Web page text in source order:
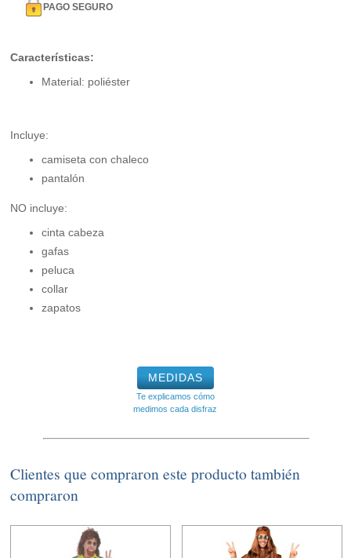
PAGO SEGURO
Características:
Material: poliéster
Incluye:
camiseta con chaleco
pantalón
NO incluye:
cinta cabeza
gafas
peluca
collar
zapatos
MEDIDAS
Te explicamos cómo
medimos cada disfraz
Clientes que compraron este producto también
compraron